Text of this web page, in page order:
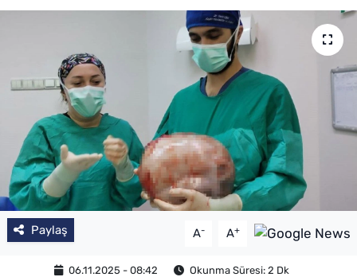
Paylaş A- A+
06.11.2025 - 08:42 Okunma Süresi: 2 Dk